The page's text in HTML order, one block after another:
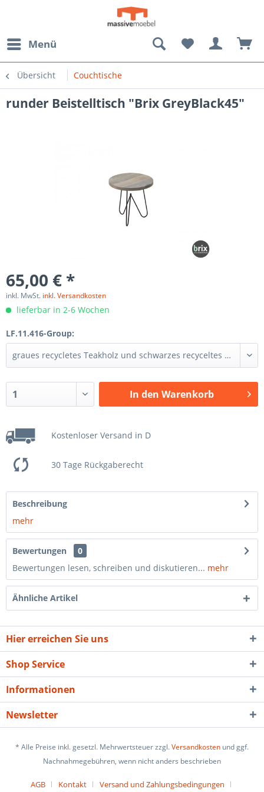
Menü
Übersicht Couchtische
runder Beistelltisch "Brix GreyBlack45"
65,00 € *
inkl. MwSt. inkl. Versandkosten
lieferbar in 2-6 Wochen
LF.11.416-Group:
In den Warenkorb
Kostenloser Versand in D
30 Tage Rückgaberecht
Beschreibung
mehr
Bewertungen
0
Bewertungen lesen, schreiben und diskutieren... mehr
Ähnliche Artikel
Hier erreichen Sie uns
Shop Service
Informationen
Newsletter
* Alle Preise inkl. gesetzl. Mehrwertsteuer zzgl.Versandkosten und ggf.
Nachnahmegebühren, wenn nicht anders beschrieben
AGB Kontakt Versand und Zahlungsbedingungen